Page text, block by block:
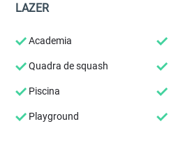
LAZER
Academia
Quadra de squash
Piscina
Playground